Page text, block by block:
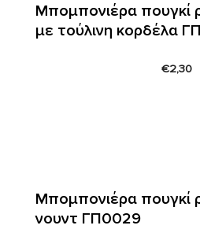
Μπομπονιέρα πουγκί
με τούλινη κορδέλα
€2,30
Μπομπονιέρα πουγκί
νουντ ΓΠ0029